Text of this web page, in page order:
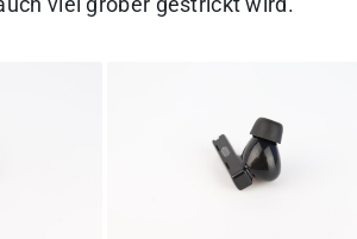
viel gröber gestrickt wird.